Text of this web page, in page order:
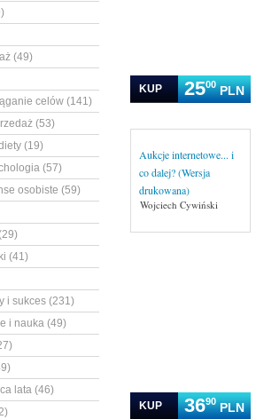
(49)
celów (141)
(53)
(19)
(57)
osobiste (59)
(41)
i sukces (231)
i nauka (49)
lata (46)
KUP 2500PLN
Aukcje internetowe... i
co dalej? (Wersja
drukowana)
Wojciech Cywiński
KUP 3690PLN